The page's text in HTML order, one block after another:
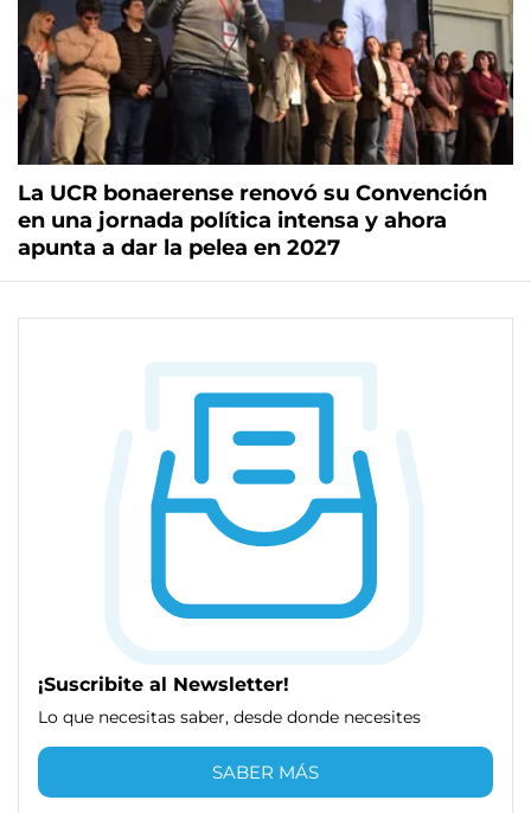
La UCR bonaerense renovó su Convención
en una jornada política intensa y ahora
apunta a dar la pelea en 2027
¡Suscribite al Newsletter!
Lo que necesitas saber, desde donde necesites
SABER MÁS